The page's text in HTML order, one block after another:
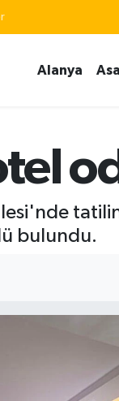
Alanya
bulundu.